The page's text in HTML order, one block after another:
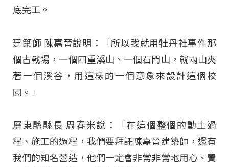
底完工。
建築師 陳嘉晉說明：「所以我就用牡丹社事件那
個古戰場，一個四重溪山、一個石門山，就兩山夾
著一個溪谷，用這樣的一個意象來設計這個校
園。」
屏東縣縣長 周春米說：「在這個整個的動土過
程、施工的過程，我們要拜託陳嘉晉建築師，還有
我們的知名營造，他們一定會非常非常地用心、費